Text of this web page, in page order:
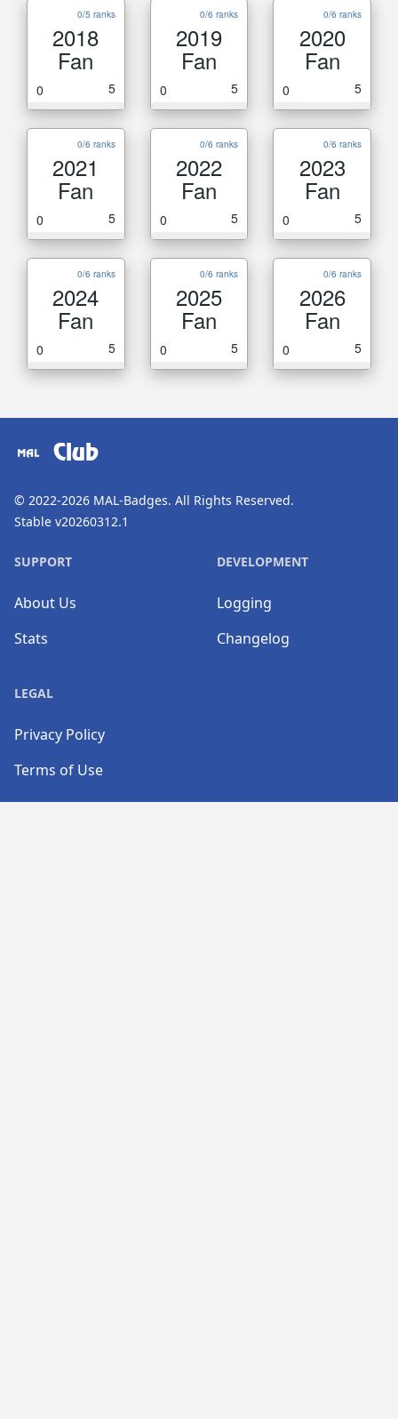
0/5 ranks
2018
Fan
0 5
0/6 ranks
2019
Fan
0 5
0/6 ranks
2020
Fan
0 5
0/6 ranks
2021
Fan
0 5
0/6 ranks
2022
Fan
0 5
0/6 ranks
2023
Fan
0 5
0/6 ranks
2024
Fan
0 5
0/6 ranks
2025
Fan
0 5
0/6 ranks
2026
Fan
0 5
Club
© 2022-2026 MAL-Badges. All Rights Reserved.
Stable v20260312.1
SUPPORT
About Us
Stats
DEVELOPMENT
Logging
Changelog
LEGAL
Privacy Policy
Terms of Use